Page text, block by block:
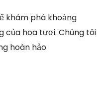
khám phá khoảng
của hoa tươi. Chúng tôi
hoàn hảo